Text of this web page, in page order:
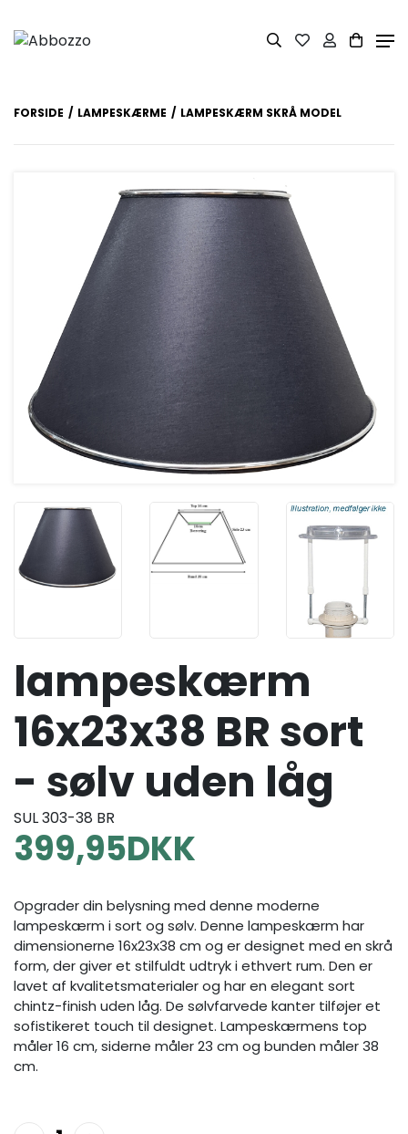
FORSIDE LAMPESKÆRME LAMPESKÆRM SKRÅ MODEL
lampeskærm
16x23x38 BR sort
- sølv uden låg
SUL 303-38 BR
399,95DKK
Opgrader din belysning med denne moderne
lampeskærm i sort og sølv. Denne lampeskærm har
dimensionerne 16x23x38 cm og er designet med en skrå
form, der giver et stilfuldt udtryk i ethvert rum. Den er
lavet af kvalitetsmaterialer og har en elegant sort
chintz-finish uden låg. De sølvfarvede kanter tilføjer et
sofistikeret touch til designet. Lampeskærmens top
måler 16 cm, siderne måler 23 cm og bunden måler 38
cm.